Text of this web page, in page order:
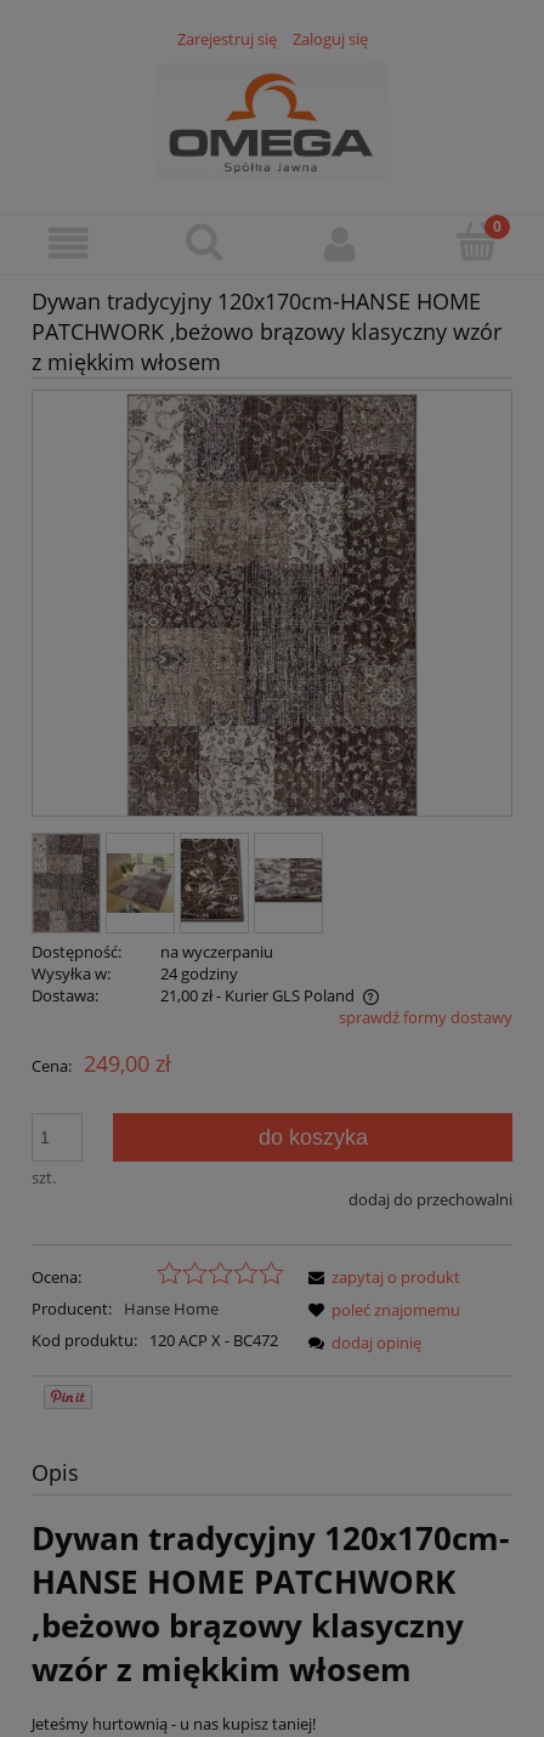
Zarejestruj się Zaloguj się
Dywan tradycyjny 120x170cm-HANSE HOME
PATCHWORK ,beżowo brązowy klasyczny wzór
z miękkim włosem
Dostępność:
na wyczerpaniu
Wysyłka w:
24 godziny
Dostawa:
21,00 zł- Kurier GLS Poland
Cena nie zawiera ewentualnych kosztów płatnościsprawdź formy dostawy
Cena: 249,00 zł
szt.
do koszyka
dodaj do przechowalni
Ocena:
Producent:
Hanse Home
Kod produktu:
120 ACP X - BC472
zapytaj o produkt
poleć znajomemu
dodaj opinię
Opis
Dywan tradycyjny 120x170cm-
HANSE HOME PATCHWORK
,beżowo brązowy klasyczny
wzór z miękkim włosem
Jeteśmy hurtownią - u nas kupisz taniej!